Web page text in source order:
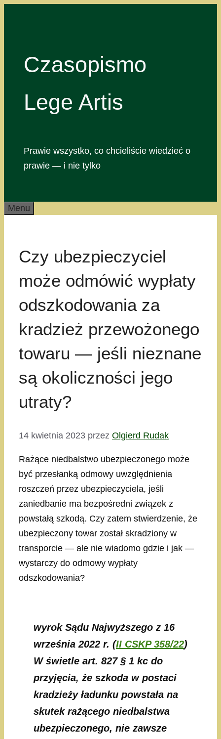
Czasopismo
Lege Artis
Prawie wszystko, co chcieliście wiedzieć o
prawie — i nie tylko
Menu
Czy ubezpieczyciel
może odmówić wypłaty
odszkodowania za
kradzież przewożonego
towaru — jeśli nieznane
są okoliczności jego
utraty?
14 kwietnia 2023 przez Olgierd Rudak
Rażące niedbalstwo ubezpieczonego może
być przesłanką odmowy uwzględnienia
roszczeń przez ubezpieczyciela, jeśli
zaniedbanie ma bezpośredni związek z
powstałą szkodą. Czy zatem stwierdzenie, że
ubezpieczony towar został skradziony w
transporcie — ale nie wiadomo gdzie i jak —
wystarczy do odmowy wypłaty
odszkodowania?
wyrok Sądu Najwyższego z 16
września 2022 r. (II CSKP 358/22)
W świetle art. 827 § 1 kc do
przyjęcia, że szkoda w postaci
kradzieży ładunku powstała na
skutek rażącego niedbalstwa
ubezpieczonego, nie zawsze